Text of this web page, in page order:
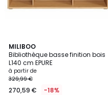
MILIBOO
Bibliothèque basse finition bois
L140 cm EPURE
à partir de
329,99 €
270,59 € -18%
5
/
5
2
Couleurs